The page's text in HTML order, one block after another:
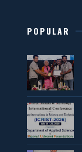
POPULAR